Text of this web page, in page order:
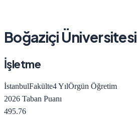
Boğaziçi Üniversitesi
İşletme
İstanbulFakülte4YılÖrgün Öğretim
2026 Taban Puanı
495.76